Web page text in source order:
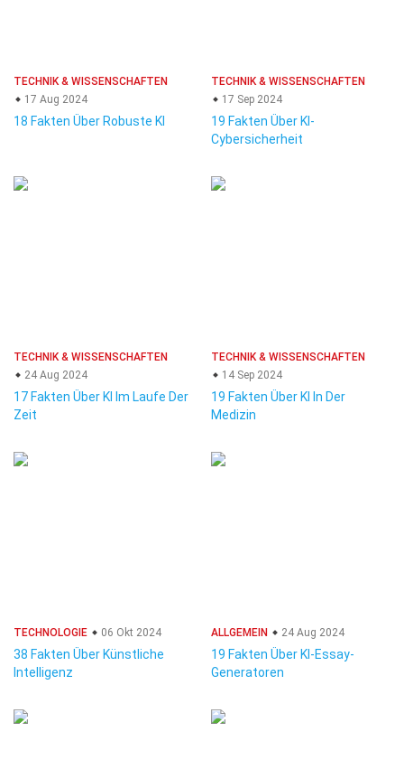
TECHNIK & WISSENSCHAFTEN
17 Aug 2024
18 Fakten Über Robuste KI
TECHNIK & WISSENSCHAFTEN
17 Sep 2024
19 Fakten Über KI-
Cybersicherheit
TECHNIK & WISSENSCHAFTEN
24 Aug 2024
17 Fakten Über KI Im Laufe Der
Zeit
TECHNIK & WISSENSCHAFTEN
14 Sep 2024
19 Fakten Über KI In Der
Medizin
TECHNOLOGIE 06 Okt 2024
38 Fakten Über Künstliche
Intelligenz
ALLGEMEIN 24 Aug 2024
19 Fakten Über KI-Essay-
Generatoren